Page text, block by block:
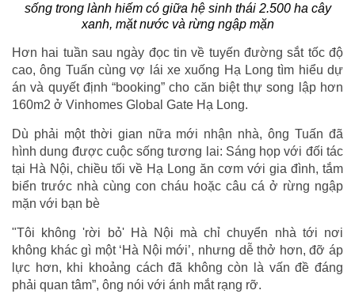
sống trong lành hiếm có giữa hệ sinh thái 2.500 ha cây
xanh, mặt nước và rừng ngập mặn
Hơn hai tuần sau ngày đọc tin về tuyến đường sắt tốc độ
cao, ông Tuấn cùng vợ lái xe xuống Hạ Long tìm hiểu dự
án và quyết định “booking” cho căn biệt thự song lập hơn
160m2 ở Vinhomes Global Gate Hạ Long.
Dù phải một thời gian nữa mới nhận nhà, ông Tuấn đã
hình dung được cuộc sống tương lai: Sáng họp với đối tác
tại Hà Nội, chiều tối về Hạ Long ăn cơm với gia đình, tắm
biển trước nhà cùng con cháu hoặc câu cá ở rừng ngập
mặn với bạn bè
"Tôi không 'rời bỏ' Hà Nội mà chỉ chuyển nhà tới nơi
không khác gì một ‘Hà Nội mới’, nhưng dễ thở hơn, đỡ áp
lực hơn, khi khoảng cách đã không còn là vấn đề đáng
phải quan tâm”, ông nói với ánh mắt rạng rỡ.